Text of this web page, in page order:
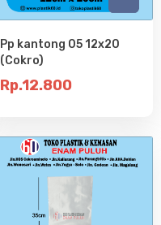
Pp kantong 05 12x20
(Cokro)
Rp.12.800